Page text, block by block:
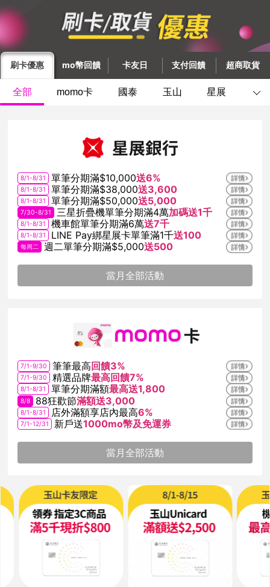
momo2026年8月信用卡回饋
立即看！ - momo購物網
刷卡優惠 mo幣回饋 卡友日 支付回饋 超商取貨
全部 momo卡 國泰 玉山 星展 台新
8/1-8/31 單筆分期滿$10,000送6%
8/1-8/31 單筆分期滿$38,000送3,600
8/1-8/31 單筆分期滿$50,000送5,000
7/30-8/31 三星折疊機單筆分期滿4萬加碼送1千
8/1-8/31 機車館單筆分期滿6萬送7千
8/1-8/31 LINE Pay綁星展卡單筆滿1千送100
每周二 週二單筆分期滿$5,000送500
當月全部活動
7/1-9/30 筆筆最高 回饋3%
7/1-9/30 精選品牌最高回饋7%
8/1-8/31 單筆分期滿額最高送1,800
8/8 88狂歡節滿額送3,000
8/1-8/31 店外滿額享店內最高6%
7/1-12/31 新戶送1000mo幣及免運券
當月全部活動